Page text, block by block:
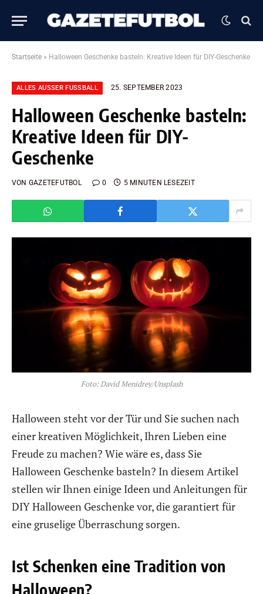
Startseite » Halloween Geschenke basteln: Kreative Ideen für DIY-Geschenke
ALLES AUSSER FUSSBALL 25. SEPTEMBER 2023
Halloween Geschenke basteln:
Kreative Ideen für DIY-
Geschenke
VON GAZETEFUTBOL 0 5 MINUTEN LESEZEIT
Foto: David Menidrey/Unsplash
Halloween steht vor der Tür und Sie suchen nach
einer kreativen Möglichkeit, Ihren Lieben eine
Freude zu machen? Wie wäre es, dass Sie
Halloween Geschenke basteln? In diesem Artikel
stellen wir Ihnen einige Ideen und Anleitungen für
DIY Halloween Geschenke vor, die garantiert für
eine gruselige Überraschung sorgen.
Ist Schenken eine Tradition von
Halloween?